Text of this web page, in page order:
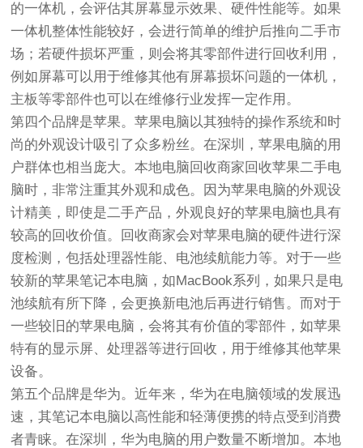
的一体机，会评估其屏幕显示效果、硬件性能等。如果
一体机整体性能较好，会进行简单的维护后推向二手市
场；若硬件损坏严重，则会将其零部件进行回收利用，
例如屏幕可以用于维修其他有屏幕损坏问题的一体机，
主板等零部件也可以在维修行业发挥一定作用。
第四个品牌是苹果。苹果电脑以其独特的操作系统和时
尚的外观设计吸引了众多粉丝。在深圳，苹果电脑的用
户群体也相当庞大。本地电脑回收商家回收苹果二手电
脑时，非常注重其外观和成色。因为苹果电脑的外观设
计精美，即使是二手产品，外观良好的苹果电脑也具有
较高的回收价值。回收商家会对苹果电脑的硬件进行深
度检测，包括处理器性能、电池续航能力等。对于一些
较新的苹果笔记本电脑，如MacBook系列，如果只是电
池续航有所下降，会更换新电池后再进行销售。而对于
一些较旧的苹果电脑，会将其有价值的零部件，如苹果
特有的显示屏、处理器等进行回收，用于维修其他苹果
设备。
第五个品牌是华为。近年来，华为在电脑领域的发展迅
速，其笔记本电脑以高性能和轻薄便携的特点受到消费
者青睐。在深圳，华为电脑的用户数量不断增加。本地